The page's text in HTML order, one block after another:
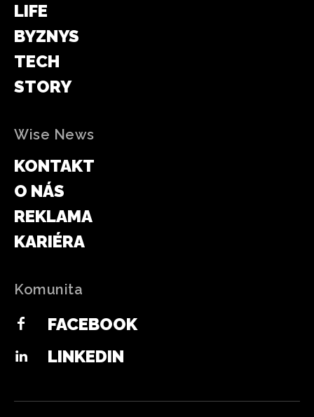
LIFE
BYZNYS
TECH
STORY
Wise News
KONTAKT
O NÁS
REKLAMA
KARIÉRA
Komunita
FACEBOOK
LINKEDIN